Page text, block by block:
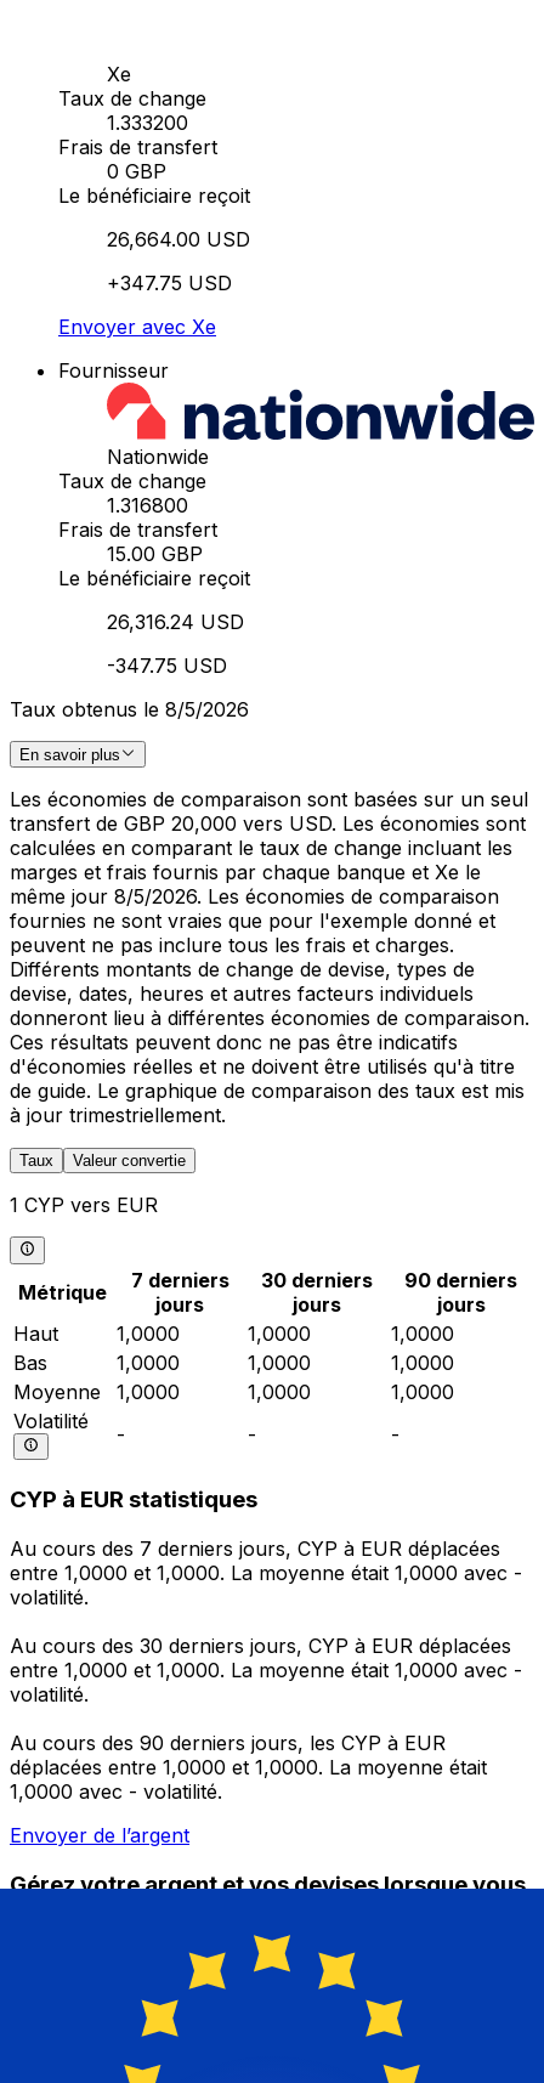
Xe
Taux de change
1.333200
Frais de transfert
0 GBP
Le bénéficiaire reçoit
26,664.00 USD
+347.75 USD
Envoyer avec Xe
Fournisseur
Nationwide
Taux de change
1.316800
Frais de transfert
15.00 GBP
Le bénéficiaire reçoit
26,316.24 USD
-347.75 USD
Taux obtenus le 8/5/2026
En savoir plus
Les économies de comparaison sont basées sur un seul
transfert de GBP 20,000 vers USD. Les économies sont
calculées en comparant le taux de change incluant les
marges et frais fournis par chaque banque et Xe le
même jour 8/5/2026. Les économies de comparaison
fournies ne sont vraies que pour l'exemple donné et
peuvent ne pas inclure tous les frais et charges.
Différents montants de change de devise, types de
devise, dates, heures et autres facteurs individuels
donneront lieu à différentes économies de comparaison.
Ces résultats peuvent donc ne pas être indicatifs
d'économies réelles et ne doivent être utilisés qu'à titre
de guide. Le graphique de comparaison des taux est mis
à jour trimestriellement.
Taux Valeur convertie
1 CYP vers EUR
Métrique
7 derniers
jours
30 derniers
jours
90 derniers
jours
Haut
1,0000 1,0000
1,0000
Bas
1,0000 1,0000
1,0000
Moyenne
1,0000 1,0000
1,0000
Volatilité
- - -
CYP à EUR statistiques
Au cours des 7 derniers jours, CYP à EUR déplacées
entre 1,0000 et 1,0000. La moyenne était 1,0000 avec -
volatilité.
Au cours des 30 derniers jours, CYP à EUR déplacées
entre 1,0000 et 1,0000. La moyenne était 1,0000 avec -
volatilité.
Au cours des 90 derniers jours, les CYP à EUR
déplacées entre 1,0000 et 1,0000. La moyenne était
1,0000 avec - volatilité.
Envoyer de l’argent
Gérez votre argent et vos devises lorsque vous
L'application Xe réunit toutes les fonctionnalités
nécessaires pour vos transferts d'argent internationaux
et la gestion de vos devises. Convertissez des devises,
programmez des alertes de taux et transférez de